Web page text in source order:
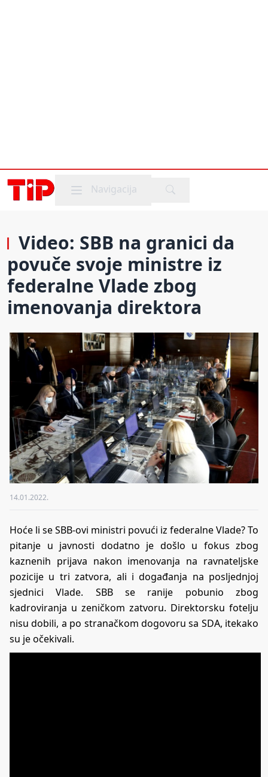
Mobile menu
Navigacija
Video: SBB na granici da
povuče svoje ministre iz
federalne Vlade zbog
imenovanja direktora
14.01.2022.
Hoće li se SBB-ovi ministri povući iz federalne Vlade? To
pitanje u javnosti dodatno je došlo u fokus zbog
kaznenih prijava nakon imenovanja na ravnateljske
pozicije u tri zatvora, ali i događanja na posljednjoj
sjednici Vlade. SBB se ranije pobunio zbog
kadroviranja u zeničkom zatvoru. Direktorsku fotelju
nisu dobili, a po stranačkom dogovoru sa SDA, itekako
su je očekivali.